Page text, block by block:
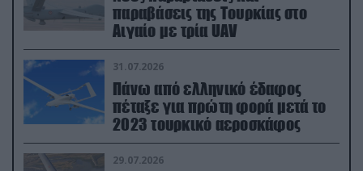
παραβάσεις της Τουρκίας στο
Αιγαίο με τρία UAV
31.07.2026
Πάνω από ελληνικό έδαφος
πέταξε για πρώτη φορά μετά το
2023 τουρκικό αεροσκάφος
29.07.2026